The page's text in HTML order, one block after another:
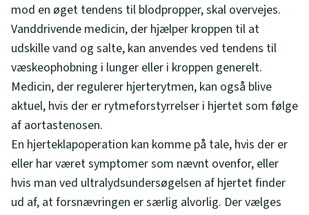
mod en øget tendens til blodpropper, skal overvejes.
Vanddrivende medicin, der hjælper kroppen til at
udskille vand og salte, kan anvendes ved tendens til
væskeophobning i lunger eller i kroppen generelt.
Medicin, der regulerer hjerterytmen, kan også blive
aktuel, hvis der er rytmeforstyrrelser i hjertet som følge
af aortastenosen.
En hjerteklapoperation kan komme på tale, hvis der er
eller har været symptomer som nævnt ovenfor, eller
hvis man ved ultralydsundersøgelsen af hjertet finder
ud af, at forsnævringen er særlig alvorlig. Der vælges